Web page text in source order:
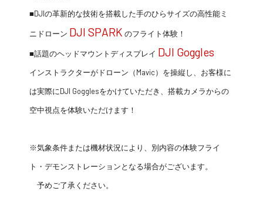
取扱店舗一覧
SEKIDO
コーポレートサイト
■DJIの革新的な技術を搭載した手のひらサイズの高性能ミ
ニドローン DJI SPARK のフライト体験！
■話題のヘッドマウントディスプレイ DJI Goggles
インストラクターがドローン（Mavic）を操縦し、お客様に
は実際にDJI Gogglesをかけていただき、搭載カメラからの
空中視点を体験いただけます！
※気象条件または機材状況により、別内容の体験フライ
ト・デモンストレーションとなる場合がございます。
予めご了承ください。